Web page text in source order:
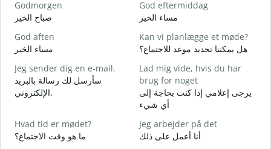
Godmorgen
صباح الخير
God eftermiddag
مساء الخير
God aften
مساء الخير
Kan vi planlægge et møde?
هل يمكننا تحديد موعد للاجتماع؟
Jeg sender dig en e-mail.
سأرسل لك رسالة بالبريد
الإلكتروني.
Lad mig vide, hvis du har
brug for noget
يرجى إعلامي إذا كنت بحاجة إلى
أي شيء
Hvad tid er mødet?
ما هو وقت الاجتماع؟
Jeg arbejder på det
أنا أعمل على ذلك